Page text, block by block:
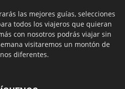
las mejores guías, selecciones
todos los viajeros que quieran
con nosotros podrás viajar sin
visitaremos un montón de
diferentes.